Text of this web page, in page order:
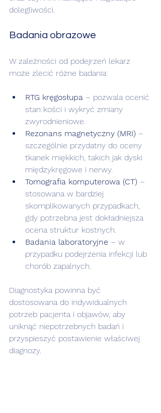
dolegliwości.
Badania obrazowe
W zależności od podejrzeń lekarz
może zlecić różne badania:
RTG kręgosłupa – pozwala ocenić
stan kości i wykryć zmiany
zwyrodnieniowe.
Rezonans magnetyczny (MRI) –
szczególnie przydatny do oceny
tkanek miękkich, takich jak dyski
międzykręgowe i nerwy.
Tomografia komputerowa (CT) –
stosowana w bardziej
skomplikowanych przypadkach,
gdy potrzebna jest dokładniejsza
ocena struktur kostnych.
Badania laboratoryjne – w
przypadku podejrzenia infekcji lub
chorób zapalnych.
Diagnostyka powinna być
dostosowana do indywidualnych
potrzeb pacjenta i objawów, aby
uniknąć niepotrzebnych badań i
przyspieszyć postawienie właściwej
diagnozy.